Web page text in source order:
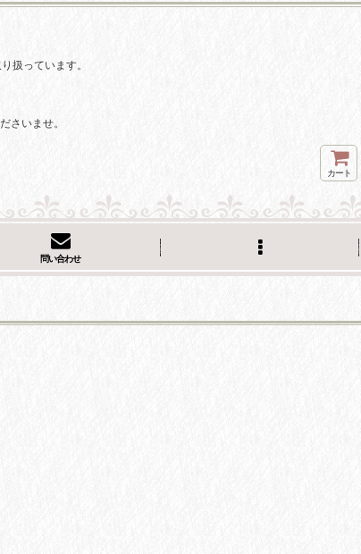
扱っています。
さいませ。
カート
問い合わせ